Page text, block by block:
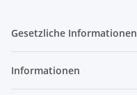
Gesetzliche Informationen
Informationen